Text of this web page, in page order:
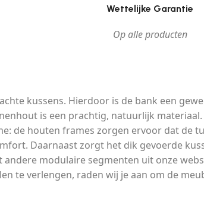
Wettelijke Garantie
Op alle producten
kussens. Hierdoor is de bank een
is een prachtig, natuurlijk
de houten frames zorgen ervoor dat de
Daarnaast zorgt het dik gevoerde
modulaire segmenten uit onze
te verlengen, raden wij je aan om de